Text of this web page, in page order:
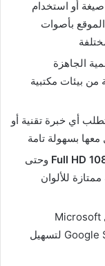
أو استخدام
بأصوات
الجاهزة
من بيئات مكتبية
أي خبرة تقنية أو
بسهولة تامة
Full HD وحتى
للألوان
مع أدوات أخرى شهيرة مثل Microsoft
PowerPoint وCanva وZapier وGoogle Slides لتسهيل